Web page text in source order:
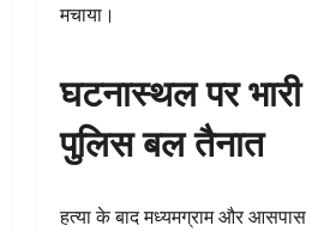
मचाया।
घटनास्थल पर भारी
पुलिस बल तैनात
हत्या के बाद मध्यमग्राम और आसपास